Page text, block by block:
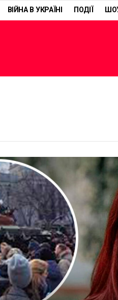
ВІЙНА В УКРАЇНІ ПОДІЇ